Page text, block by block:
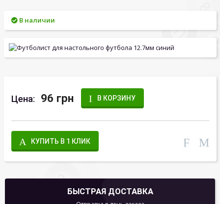
В наличии
Цена: 96 грн В КОРЗИНУ
КУПИТЬ В 1 КЛИК
БЫСТРАЯ ДОСТАВКА